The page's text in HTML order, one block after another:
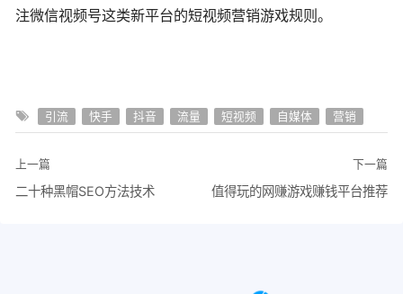
注微信视频号这类新平台的短视频营销游戏规则。
引流 快手 抖音 流量 短视频 自媒体 营销
上一篇
二十种黑帽SEO方法技术
下一篇
值得玩的网赚游戏赚钱平台推荐